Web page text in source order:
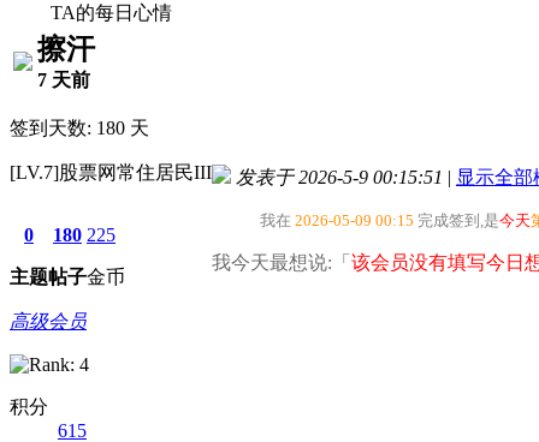
TA的每日心情
擦汗
7 天前
签到天数: 180 天
[LV.7]股票网常住居民III
0
主题
180
帖子
225
金币
高级会员
积分
615
发表于 2026-5-9 00:15:51 | 显示全部
我在 2026-05-09 00:15 完成签到,是今天
我今天最想说:「 该会员没有填写今日